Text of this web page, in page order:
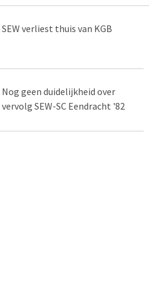
SEW verliest thuis van KGB
Nog geen duidelijkheid over
vervolg SEW-SC Eendracht '82